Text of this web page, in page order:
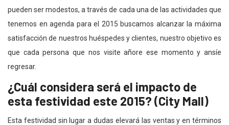
pueden ser modestos, a través de cada una de las actividades que
tenemos en agenda para el 2015 buscamos alcanzar la máxima
satisfacción de nuestros huéspedes y clientes, nuestro objetivo es
que cada persona que nos visite añore ese momento y ansíe
regresar.
¿Cuál considera será el impacto de
esta festividad este 2015? (City Mall)
Esta festividad sin lugar a dudas elevará las ventas y en términos